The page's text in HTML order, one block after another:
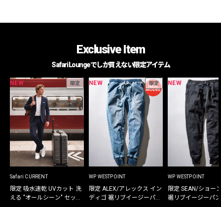
Exclusive Item
Safari Loungeでしか買えない限定アイテム
NEW 限定
Safari CURRENT
限定 吸水速乾 UVカット 洗
える "オールシーン" セット
NEW 限定
WP WESTPOINT
限定 ALEX/アレックス イン
ディゴ 裾リブイージーパン
NEW
WP WESTPOINT
限定 SEAN/ショー
裾リブイージーパ